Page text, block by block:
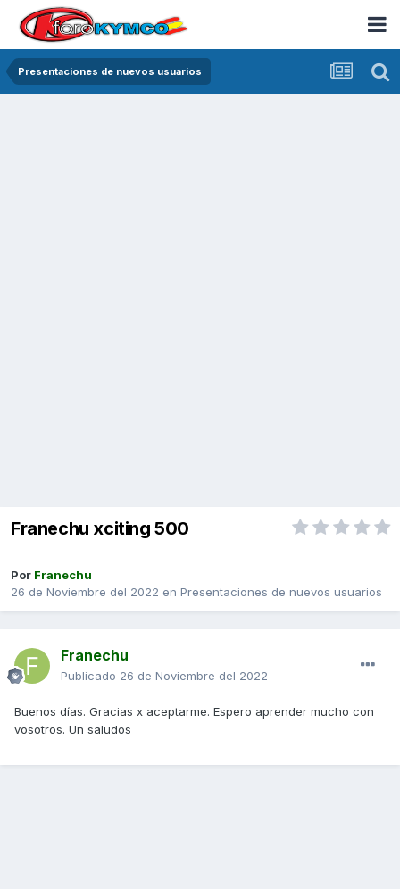
Presentaciones de nuevos usuarios
Franechu xciting 500
Por Franechu
26 de Noviembre del 2022 en Presentaciones de nuevos usuarios
Franechu
Publicado 26 de Noviembre del 2022
Buenos días. Gracias x aceptarme. Espero aprender mucho con
vosotros. Un saludos